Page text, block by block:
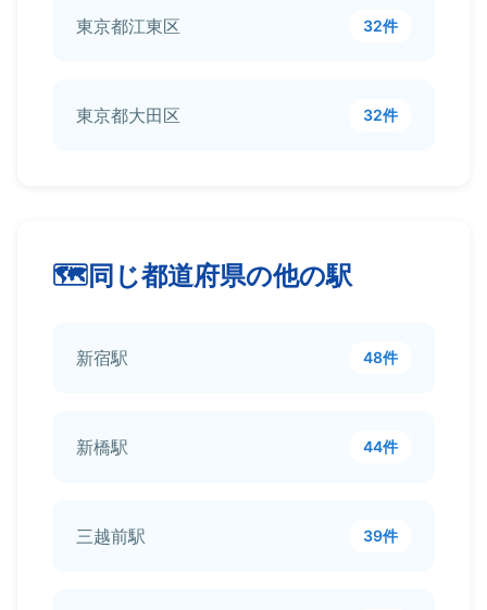
東京都江東区 32件
東京都大田区 32件
同じ都道府県の他の駅
新宿駅 48件
新橋駅 44件
三越前駅 39件